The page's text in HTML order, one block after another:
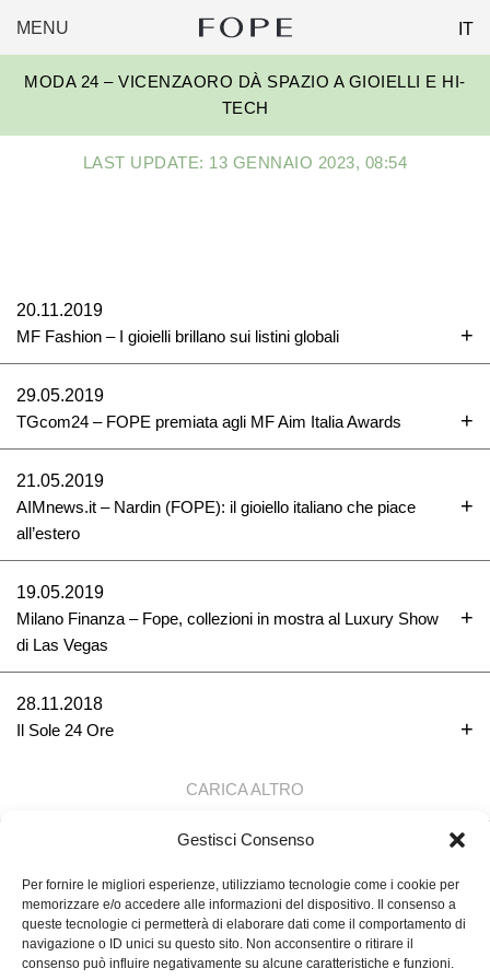
Gestisci Consenso
Per fornire le migliori esperienze, utilizziamo tecnologie come i cookie per
memorizzare e/o accedere alle informazioni del dispositivo. Il consenso a
queste tecnologie ci permetterà di elaborare dati come il comportamento di
navigazione o ID unici su questo sito. Non acconsentire o ritirare il
consenso può influire negativamente su alcune caratteristiche e funzioni.
MENU
FOPE
GROUP
IT
MODA 24 – VICENZAORO DÀ SPAZIO A GIOIELLI E HI-
TECH
LAST UPDATE: 13 GENNAIO 2023, 08:54
20.11.2019
MF Fashion – I gioielli brillano sui listini globali
29.05.2019
TGcom24 – FOPE premiata agli MF Aim Italia Awards
21.05.2019
AIMnews.it – Nardin (FOPE): il gioiello italiano che piace
all’estero
19.05.2019
Milano Finanza – Fope, collezioni in mostra al Luxury Show
di Las Vegas
28.11.2018
Il Sole 24 Ore
CARICA ALTRO
TORNA SU ↑
FOPE S.P.A.